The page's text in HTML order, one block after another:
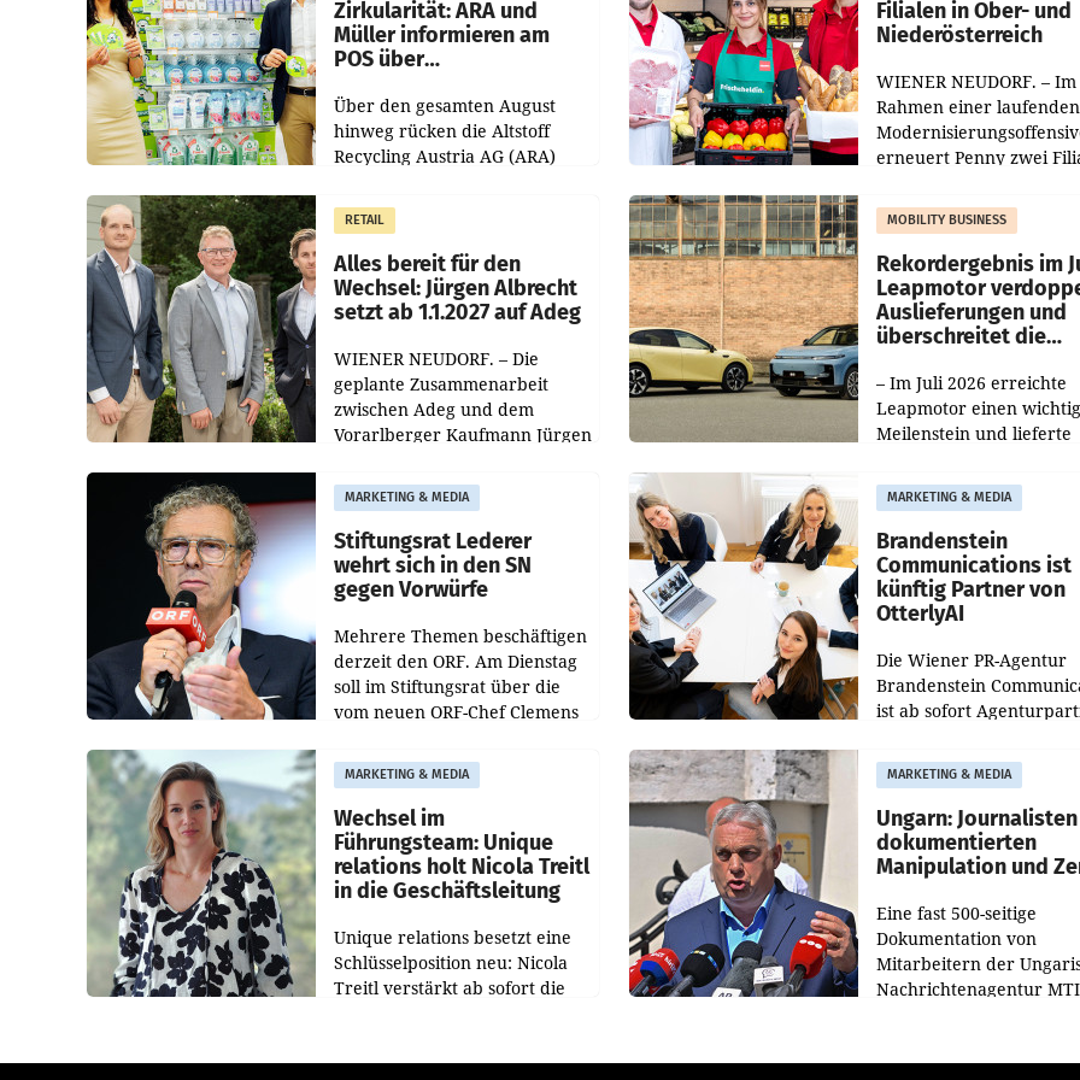
Zirkularität: ARA und
Müller informieren am
POS über
Über den gesamten August
hinweg rücken die Altstoff
Recycling Austria AG (ARA)
Müller die Initiative „Kreislauf-
Helden“ in allen
österreichischen Müller-Filialen
Filialen in Ober- und
Niederösterreich
WIENER NEUDORF. – Im
Rahmen einer laufenden
erneuert Penny zwei
Die beiden Standorte
Haag sowie im rund
RETAIL
Alles bereit für den
Wechsel: Jürgen Albrecht
setzt ab 1.1.2027 auf Adeg
WIENER NEUDORF. – Die
geplante Zusammenarbeit
zwischen Adeg und dem
Vorarlberger Kaufmann Jürgen
freigegeben: Die
Bundeswettbewerbsbehörde
und der Bundeskartellanwalt
MOBILITY BUSINESS
Rekordergebnis im
Leapmotor
Auslieferungen und
überschreitet die
– Im Juli 2026 erreichte
Leapmotor einen
Meilenstein und lieferte
aus, womit sich das
gegenüber Juli 2025
verdoppelte (+102
MARKETING & MEDIA
Stiftungsrat Lederer
wehrt sich in den SN
gegen Vorwürfe
Mehrere Themen beschäftigen
derzeit den ORF. Am Dienstag
soll im Stiftungsrat über die
vom neuen ORF-Chef Clemens
Besetzungen für die
Direktionen abgestimmt
werden.
MARKETING & MEDIA
Brandenstein
Communications ist
künftig Partner von
OtterlyAI
Die Wiener PR-Agentur
Brandenstein
ist ab sofort
Optimierungsplattform
OtterlyAI. Damit baut die
Agentur ihr
MARKETING & MEDIA
Wechsel im
Führungsteam: Unique
relations holt Nicola Treitl
in die Geschäftsleitung
Unique relations besetzt eine
Schlüsselposition neu: Nicola
Treitl verstärkt ab sofort die
Josef Kalina und Anna Kalina-
MARKETING & MEDIA
Ungarn: Journalisten
dokumentierten
Manipulation und
Eine fast 500-seitige
Dokumentation von
Mitarbeitern der
Nachrichtenagentur
der Agentur während